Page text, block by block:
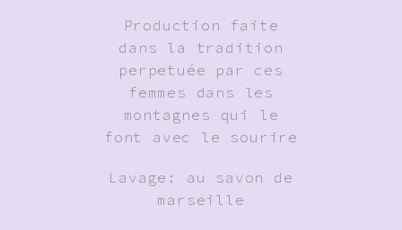
Production faite
dans la tradition
perpetuée par ces
femmes dans les
montagnes qui le
font avec le sourire
Lavage: au savon de
marseille